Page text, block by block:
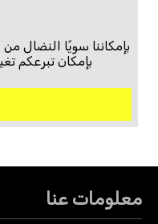
بإمكاننا سويًا النضال
بإمكان تبرعكم
معلومات عنا